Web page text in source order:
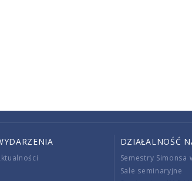
DZIAŁALNOŚĆ
Semestry Simonsa
Sale seminaryjne